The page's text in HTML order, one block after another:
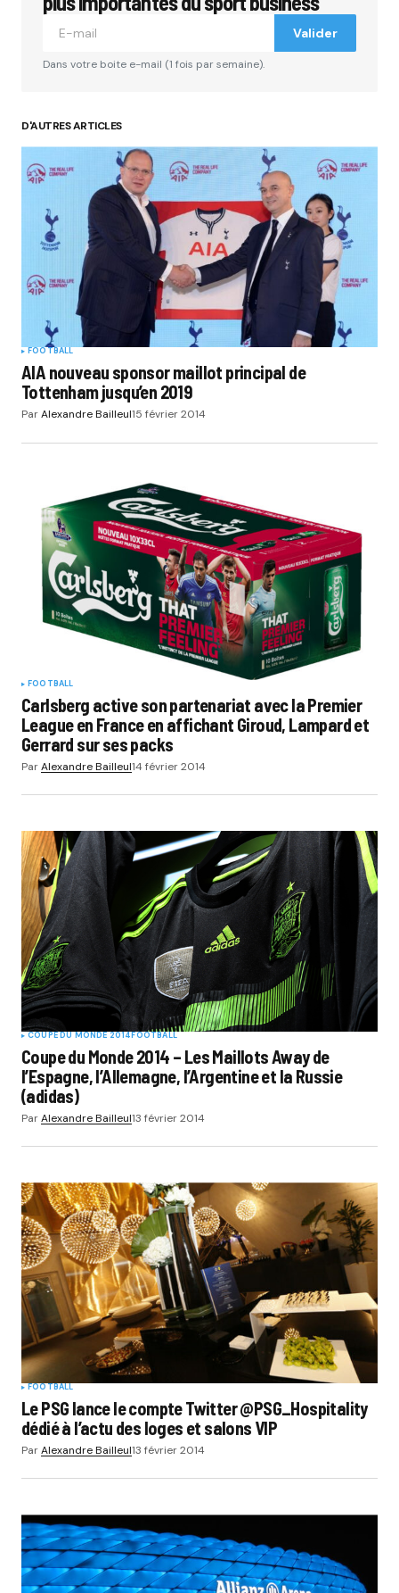
Your Name*
Your E-mail*
Submit Comment
Valider
Dans votre boite e-mail (1 fois par semaine).
D'AUTRES ARTICLES
FOOTBALL
AIA nouveau sponsor maillot principal de
Tottenham jusqu’en 2019
ParAlexandre Bailleul15 février 2014
FOOTBALL
Carlsberg active son partenariat avec la Premier
League en France en affichant Giroud, Lampard et
Gerrard sur ses packs
ParAlexandre Bailleul14 février 2014
COUPE DU MONDE 2014FOOTBALL
Coupe du Monde 2014 – Les Maillots Away de
l’Espagne, l’Allemagne, l’Argentine et la Russie
(adidas)
ParAlexandre Bailleul13 février 2014
FOOTBALL
Le PSG lance le compte Twitter @PSG_Hospitality
dédié à l’actu des loges et salons VIP
ParAlexandre Bailleul13 février 2014